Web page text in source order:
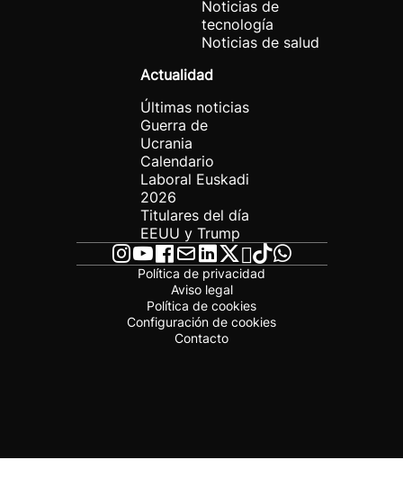
Noticias de
tecnología
Noticias de salud
Actualidad
Últimas noticias
Guerra de
Ucrania
Calendario
Laboral Euskadi
2026
Titulares del día
EEUU y Trump
Política de privacidad
Aviso legal
Política de cookies
Configuración de cookies
Contacto